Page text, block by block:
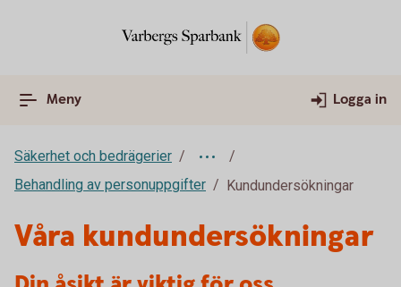
Meny Logga in
Säkerhet och bedrägerier
Behandling av personuppgifter
Kundundersökningar
Våra kundundersökningar